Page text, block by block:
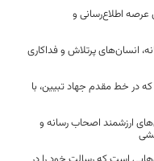
اطلاع‌رسانی و
انسان‌های پرتلاش و فداکاری
در خط مقدم جهاد تبیین، با
ارزشمند اصحاب رسانه و